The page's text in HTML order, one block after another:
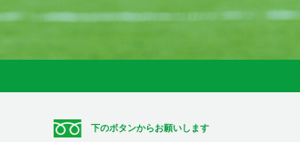
下のボタンからお願いします